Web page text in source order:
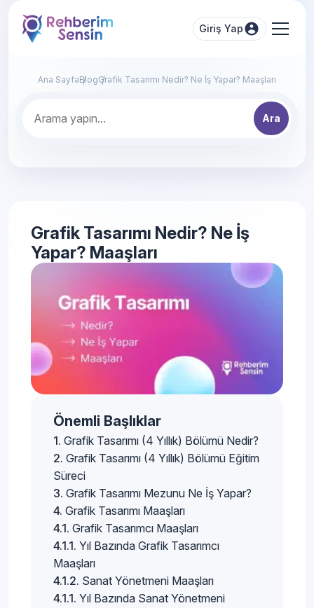
Giriş Yap
Ana SayfaBlogGrafik Tasarımı Nedir? Ne İş Yapar? Maaşları
Ara
Grafik Tasarımı Nedir? Ne İş
Yapar? Maaşları
Önemli Başlıklar
Grafik Tasarımı (4 Yıllık) Bölümü Nedir?
Grafik Tasarımı (4 Yıllık) Bölümü Eğitim
Süreci
Grafik Tasarımı Mezunu Ne İş Yapar?
Grafik Tasarımı Maaşları
Grafik Tasarımcı Maaşları
Yıl Bazında Grafik Tasarımcı
Maaşları
Sanat Yönetmeni Maaşları
Yıl Bazında Sanat Yönetmeni